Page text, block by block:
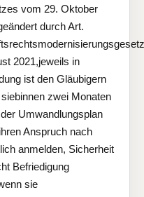
vom 29. Oktober
durch Art.
2021,jeweils in
ist den Gläubigern
zwei Monaten
Umwandlungsplan
Anspruch nach
anmelden, Sicherheit
Befriedigung
sie